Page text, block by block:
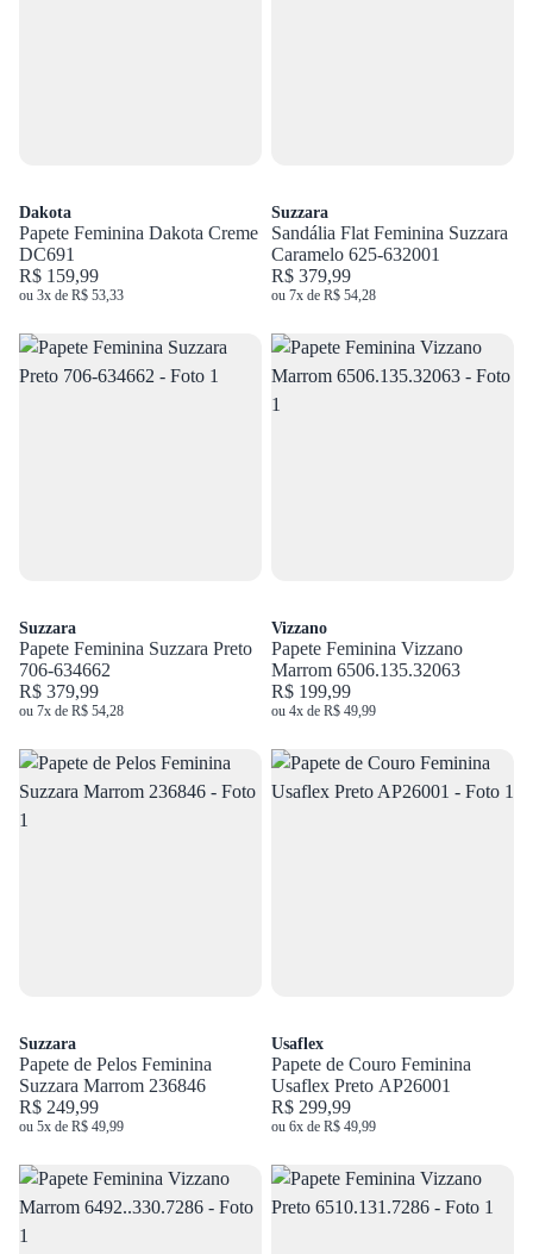
Dakota
Papete Feminina Dakota Creme
DC691
R$ 159,99
ou 3x de R$ 53,33
Suzzara
Sandália Flat Feminina Suzzara
Caramelo 625-632001
R$ 379,99
ou 7x de R$ 54,28
Suzzara
Papete Feminina Suzzara Preto
706-634662
R$ 379,99
ou 7x de R$ 54,28
Vizzano
Papete Feminina Vizzano
Marrom 6506.135.32063
R$ 199,99
ou 4x de R$ 49,99
Suzzara
Papete de Pelos Feminina
Suzzara Marrom 236846
R$ 249,99
ou 5x de R$ 49,99
Usaflex
Papete de Couro Feminina
Usaflex Preto AP26001
R$ 299,99
ou 6x de R$ 49,99